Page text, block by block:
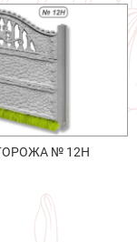
№ 12Н